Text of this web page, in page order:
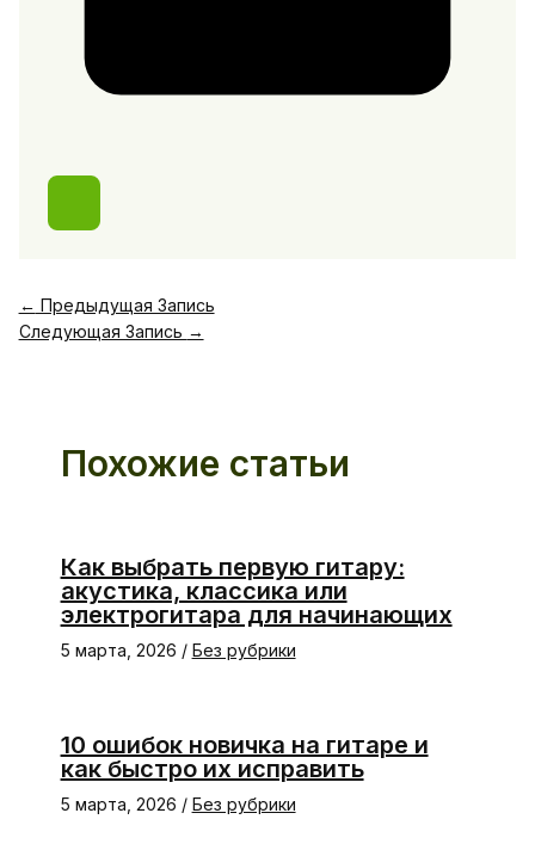
← Предыдущая Запись
Следующая Запись →
Похожие статьи
Как выбрать первую гитару:
акустика, классика или
электрогитара для начинающих
5 марта, 2026 / Без рубрики
10 ошибок новичка на гитаре и
как быстро их исправить
5 марта, 2026 / Без рубрики